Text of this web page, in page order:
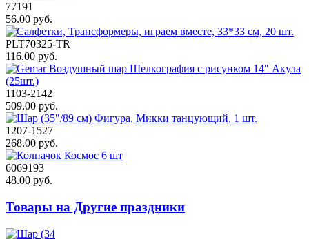
77191
56.00 руб.
PLT70325-TR
116.00 руб.
1103-2142
509.00 руб.
1207-1527
268.00 руб.
6069193
48.00 руб.
Товары на Другие праздники